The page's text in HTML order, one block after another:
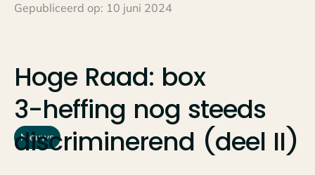
Gepubliceerd op: 10 juni 2024
Hoge Raad: box
3-heffing nog steeds
discriminerend (deel II)
Nieuws